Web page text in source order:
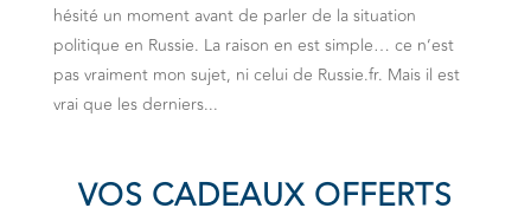
hésité un moment avant de parler de la situation
politique en Russie. La raison en est simple… ce n’est
pas vraiment mon sujet, ni celui de Russie.fr. Mais il est
vrai que les derniers...
VOS CADEAUX OFFERTS